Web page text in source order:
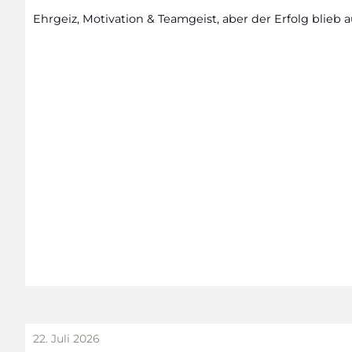
Ehr­geiz, Moti­va­ti­on & Team­geist, aber der Erfolg blieb
22. Juli 2026